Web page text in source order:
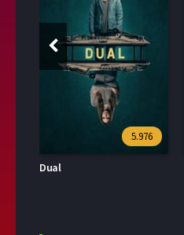
5.976
Dual